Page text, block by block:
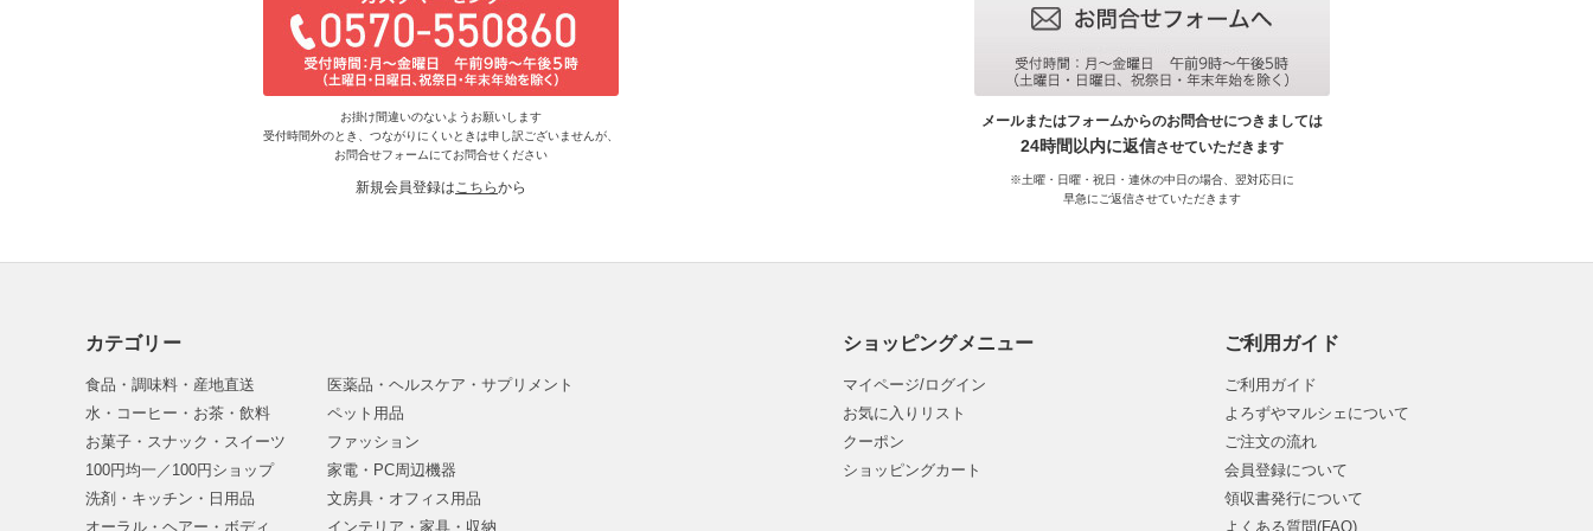
お掛け間違いのないようお願いします
受付時間外のとき、つながりにくいときは申し訳ございませんが、
お問合せフォームにてお問合せください
新規会員登録はこちらから
メールまたはフォームからのお問合せにつきましては
24時間以内に返信させていただきます
※土曜・日曜・祝日・連休の中日の場合、翌対応日に
早急にご返信させていただきます
カテゴリー
食品・調味料・産地直送
水・コーヒー・お茶・飲料
お菓子・スナック・スイーツ
100円均一／100円ショップ
洗剤・キッチン・日用品
オーラル・ヘアー・ボディ
医薬品・ヘルスケア・サプリメント
ペット用品
ファッション
家電・PC周辺機器
文房具・オフィス用品
インテリア・家具・収納
ショッピングメニュー
マイページ/ログイン
お気に入りリスト
クーポン
ショッピングカート
ご利用ガイド
ご利用ガイド
よろずやマルシェについて
ご注文の流れ
会員登録について
領収書発行について
よくある質問(FAQ)